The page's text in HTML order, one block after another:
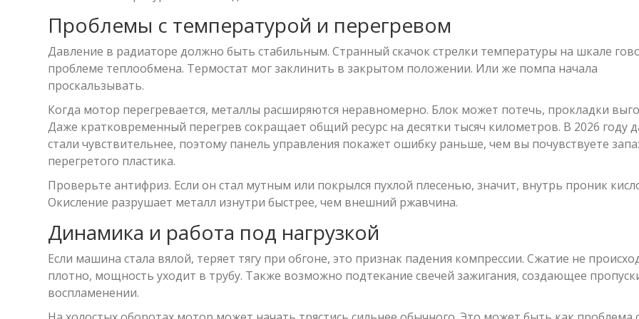
Проблемы с температурой и перегревом
Давление в радиаторе должно быть стабильным. Странный скачок стрелки температуры на шкале
проблеме теплообмена. Термостат мог заклинить в закрытом положении. Или же помпа начала
проскальзывать.
Когда мотор перегревается, металлы расширяются неравномерно. Блок может потечь, прокладки
Даже кратковременный перегрев сокращает общий ресурс на десятки тысяч километров. В 2026 году
стали чувствительнее, поэтому панель управления покажет ошибку раньше, чем вы почувствуете
перегретого пластика.
Проверьте антифриз. Если он стал мутным или покрылся пухлой плесенью, значит, внутрь проник
Окисление разрушает металл изнутри быстрее, чем внешний ржавчина.
Динамика и работа под нагрузкой
Если машина стала вялой, теряет тягу при обгоне, это признак падения компрессии. Сжатие не
плотно, мощность уходит в трубу. Также возможно подтекание свечей зажигания, создающее
воспламенении.